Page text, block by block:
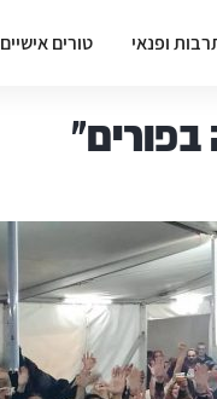
ופנאי טורים אישיים